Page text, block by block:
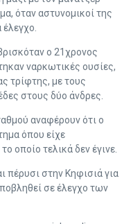
όταν αστυνομικοί της
ο 21χρονος
ναρκωτικές ουσίες,
τρίφτης, με τους
στους δύο άνδρες.
αναφέρουν ότι ο
όπου είχε
οποίο τελικά δεν έγινε.
πέρυσι στην Κηφισιά για
σε έλεγχο των